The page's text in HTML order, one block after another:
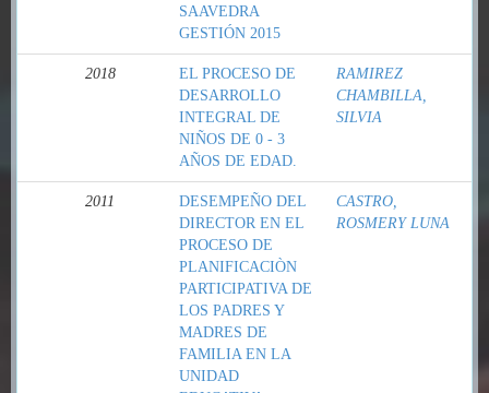
SAAVEDRA
GESTIÓN 2015
2018
EL PROCESO DE
DESARROLLO
INTEGRAL DE
NIÑOS DE 0 - 3
AÑOS DE EDAD.
RAMIREZ
CHAMBILLA,
SILVIA
2011
DESEMPEÑO DEL
DIRECTOR EN EL
PROCESO DE
PLANIFICACIÒN
PARTICIPATIVA DE
LOS PADRES Y
MADRES DE
FAMILIA EN LA
UNIDAD
CASTRO,
ROSMERY LUNA